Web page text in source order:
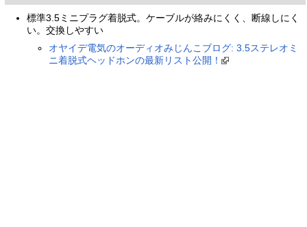
標準3.5ミニプラグ着脱式。ケーブルが絡みにくく、断線しにく
い。交換しやすい
オヤイデ電気のオーディオみじんこブログ: 3.5ステレオミ
ニ着脱式ヘッドホンの最新リスト公開！